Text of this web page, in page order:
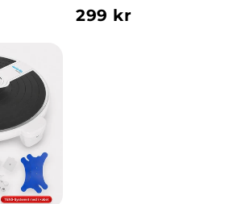
299 kr
Feelvita Acticur